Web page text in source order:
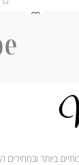
ביותר ובמחירים